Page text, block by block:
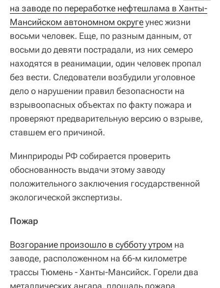
на заводе по переработке нефтешлама в Ханты-
Мансийском автономном округеунес жизни
восьми человек. Еще, по разным данным, от
восьми до девяти пострадали, из них семеро
находятся в реанимации, один человек пропал
без вести. Следователи возбудили уголовное
дело о нарушении правил безопасности на
взрывоопасных объектах по факту пожара и
проверяют предварительную версию о взрыве,
ставшем его причиной.
Минприроды РФ собирается проверить
обоснованность выдачи этому заводу
положительного заключения государственной
экологической экспертизы.
Пожар
Возгорание произошло в субботу утром на
заводе, расположенном на 66-м километре
трассы Тюмень - Ханты-Мансийск. Горели два
металлических ангара, площадь пожара